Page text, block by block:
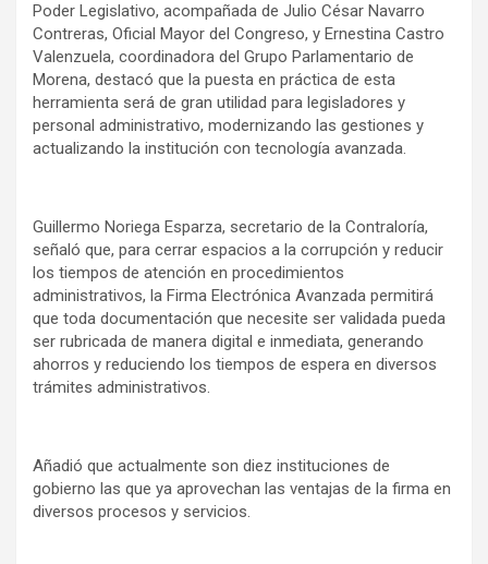
Poder Legislativo, acompañada de Julio César Navarro
Contreras, Oficial Mayor del Congreso, y Ernestina Castro
Valenzuela, coordinadora del Grupo Parlamentario de
Morena, destacó que la puesta en práctica de esta
herramienta será de gran utilidad para legisladores y
personal administrativo, modernizando las gestiones y
actualizando la institución con tecnología avanzada.
Guillermo Noriega Esparza, secretario de la Contraloría,
señaló que, para cerrar espacios a la corrupción y reducir
los tiempos de atención en procedimientos
administrativos, la Firma Electrónica Avanzada permitirá
que toda documentación que necesite ser validada pueda
ser rubricada de manera digital e inmediata, generando
ahorros y reduciendo los tiempos de espera en diversos
trámites administrativos.
Añadió que actualmente son diez instituciones de
gobierno las que ya aprovechan las ventajas de la firma en
diversos procesos y servicios.